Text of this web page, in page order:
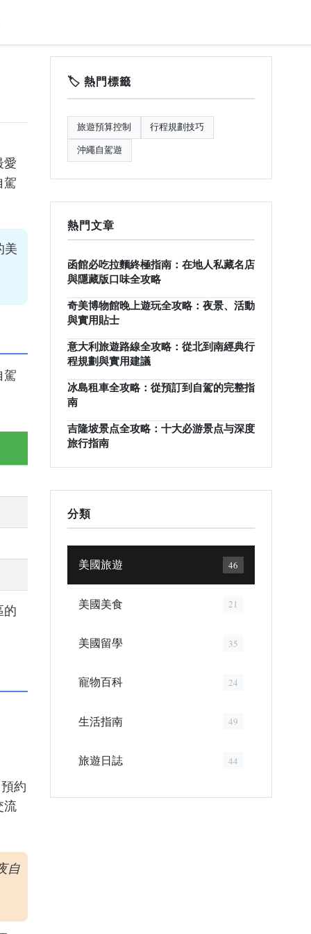
愛
駕
美
駕
的
約
流
自
🏷️ 熱門標籤
旅遊預算控制 行程規劃技巧
沖繩自駕遊
熱門文章
函館必吃拉麵終極指南：在地人私藏名店
與隱藏版口味全攻略
奇美博物館晚上遊玩全攻略：夜景、活動
與實用貼士
意大利旅遊路線全攻略：從北到南經典行
程規劃與實用建議
冰島租車全攻略：從預訂到自駕的完整指
南
吉隆坡景点全攻略：十大必游景点与深度
旅行指南
分類
美國旅遊 46
美國美食 21
美國留學 35
寵物百科 24
生活指南 49
旅遊日誌 44